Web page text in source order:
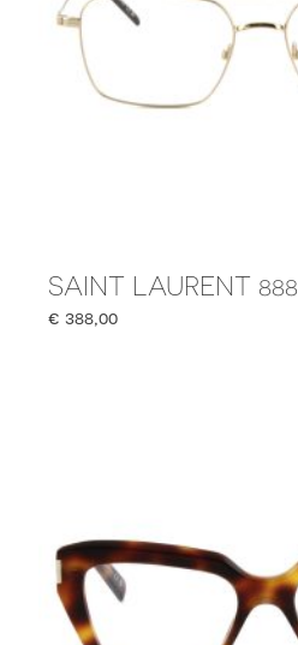
SAINT LAURENT 888
€ 388,00